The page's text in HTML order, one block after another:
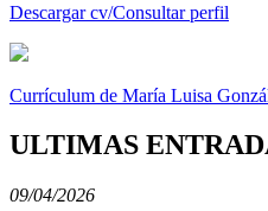
Descargar cv/Consultar perfil
Currículum de María Luisa
ULTIMAS
09/04/2026